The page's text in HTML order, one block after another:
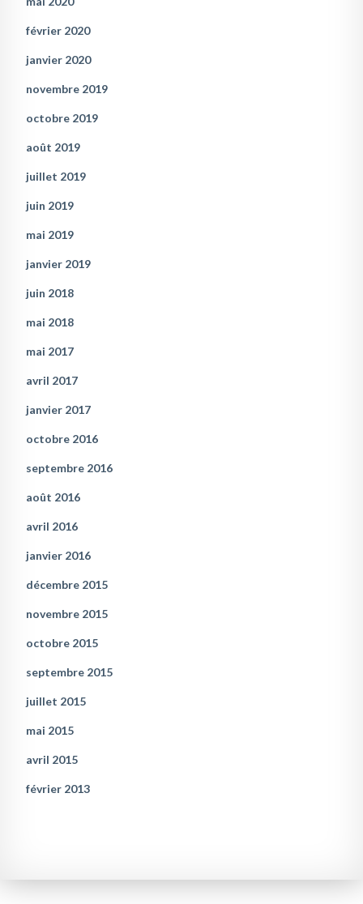
février 2020
janvier 2020
novembre 2019
octobre 2019
août 2019
juillet 2019
juin 2019
mai 2019
janvier 2019
juin 2018
mai 2018
mai 2017
avril 2017
janvier 2017
octobre 2016
septembre 2016
août 2016
avril 2016
janvier 2016
décembre 2015
novembre 2015
octobre 2015
septembre 2015
juillet 2015
mai 2015
avril 2015
février 2013